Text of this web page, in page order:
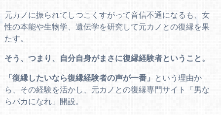
元カノに振られてしつこくすがって音信不通になるも、女
性の本能や生物学、遺伝学を研究して元カノとの復縁を果
たす。
そう、つまり、自分自身がまさに復縁経験者ということ。
「復縁したいなら復縁経験者の声が一番」 という理由か
ら、その経験を活かし、元カノとの復縁専門サイト「男な
らバカになれ」開設。